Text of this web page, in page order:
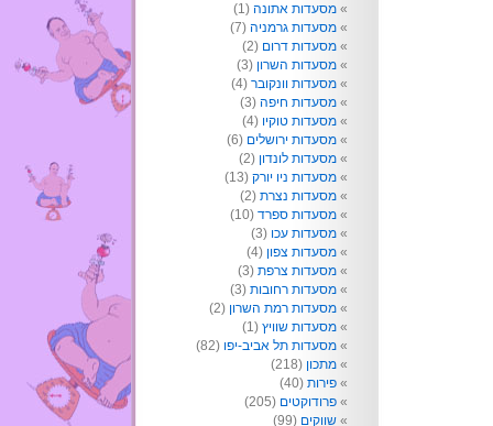
מסעדות אתונה (1)
מסעדות גרמניה (7)
מסעדות דרום (2)
מסעדות השרון (3)
מסעדות וונקובר (4)
מסעדות חיפה (3)
מסעדות טוקיו (4)
מסעדות ירושלים (6)
מסעדות לונדון (2)
מסעדות ניו יורק (13)
מסעדות נצרת (2)
מסעדות ספרד (10)
מסעדות עכו (3)
מסעדות צפון (4)
מסעדות צרפת (3)
מסעדות רחובות (3)
מסעדות רמת השרון (2)
מסעדות שוויץ (1)
מסעדות תל אביב-יפו (82)
מתכון (218)
פירות (40)
פרודוקטים (205)
שווקים (99)